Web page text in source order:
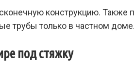
конструкцию.
трубы только в частном доме.
под стяжку